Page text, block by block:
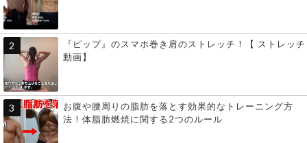
『ピップ』のスマホ巻き肩のストレッチ！【 ストレッチ
動画】
お腹や腰周りの脂肪を落とす効果的なトレーニング方
法！体脂肪燃焼に関する2つのルール